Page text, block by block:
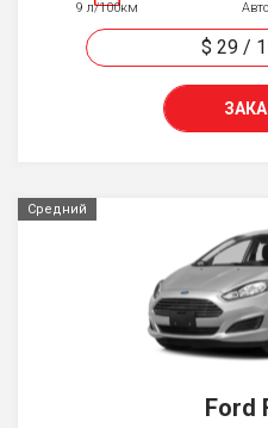
9 л/100км
$ 29/
Средний
Ford